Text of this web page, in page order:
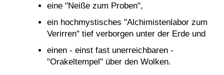
eine "Neiße zum Proben",
ein hochmystisches "Alchimistenlabor zum
Verirren" tief verborgen unter der Erde und
einen - einst fast unerreichbaren -
"Orakeltempel" über den Wolken.